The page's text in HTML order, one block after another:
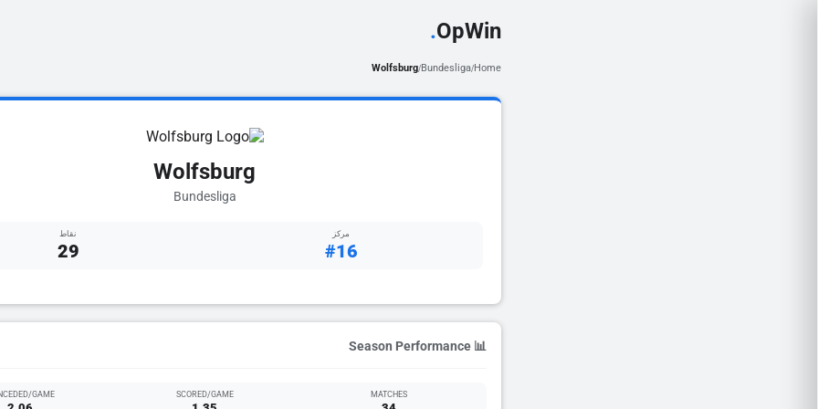
OpWin
.
Home
/
Bundesliga
/
Wolfsburg
Wolfsburg
Bundesliga
مركز
#16
نقاط
29
📊 Season Performance
MATCHES
SCORED/GAME
GAME